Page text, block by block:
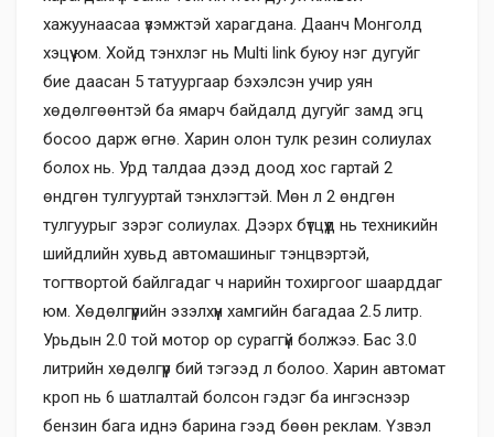
хажуунаасаа үзэмжтэй харагдана. Даанч Монголд
хэцүү юм. Хойд тэнхлэг нь Multi link буюу нэг дугуйг
бие даасан 5 татуургаар бэхэлсэн учир уян
хөдөлгөөнтэй ба ямарч байдалд дугуйг замд эгц
босоо дарж өгнө. Харин олон тулк резин солиулах
болох нь. Урд талдаа дээд доод хос гартай 2
өндгөн тулгууртай тэнхлэгтэй. Мөн л 2 өндгөн
тулгуурыг зэрэг солиулах. Дээрх бүтцүүд нь техникийн
шийдлийн хувьд автомашиныг тэнцвэртэй,
тогтвортой байлгадаг ч нарийн тохиргоог шаарддаг
юм. Хөдөлгүүрийн эзэлхүүн хамгийн багадаа 2.5 литр.
Урьдын 2.0 той мотор ор сураггүй болжээ. Бас 3.0
литрийн хөдөлгүүр бий тэгээд л болоо. Харин автомат
кроп нь 6 шатлалтай болсон гэдэг ба ингэснээр
бензин бага иднэ барина гээд бөөн реклам. Үзвэл